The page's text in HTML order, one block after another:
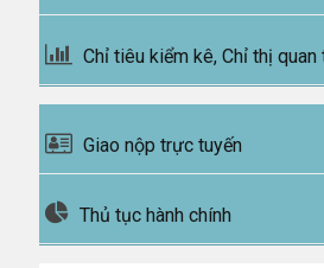
Chỉ tiêu kiểm kê, Chỉ thị
Giao nộp trực tuyến
Thủ tục hành chính